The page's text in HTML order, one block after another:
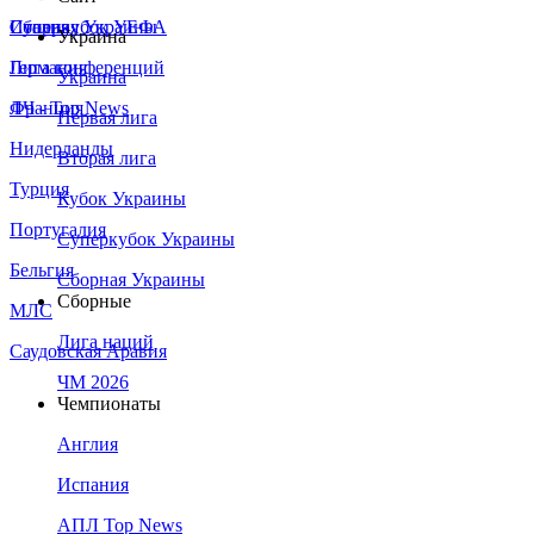
Сборная Украины
Италия
Германия
Франция
Нидерланды
Турция
Португалия
Бельгия
МЛС
Саудовская Аравия
Суперкубок УЕФА
Лига конференций
ЛЧ - Top News
Украина
Украина
Первая лига
Вторая лига
Кубок Украины
Суперкубок Украины
Сборная Украины
Сборные
Лига наций
ЧМ 2026
Чемпионаты
Англия
Испания
АПЛ Top News